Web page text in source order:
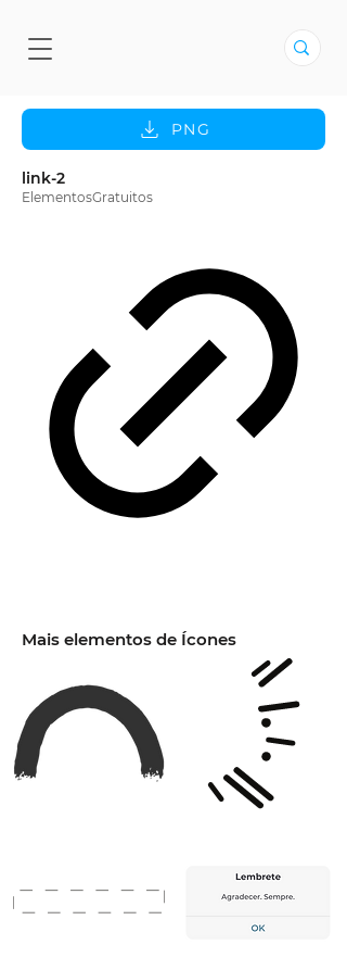
PNG
link-2
ElementosGratuitos
Mais elementos de Ícones